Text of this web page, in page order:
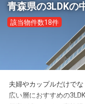
青森県の3LDKの
該当物件数18件
夫婦やカップルだけで
広い層におすすめの